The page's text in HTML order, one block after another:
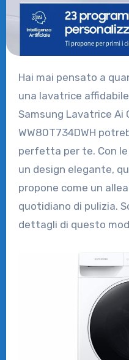
Hai mai pensato a quanto sia importante avere
una lavatrice
Samsung Lavatrice Ai
WW80T734DWH
perfetta per te. Con
un design elegante,
propone come un
quotidiano di pulizia.
dettagli di questo